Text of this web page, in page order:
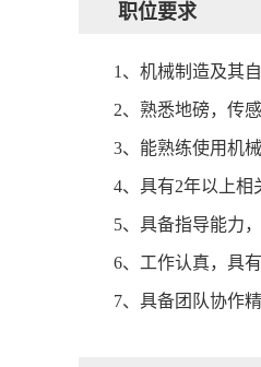
职位要求
1、机械制造及其
2、熟悉地磅，传
3、能熟练使用机
4、具有2年以上相
5、具备指导能力
6、工作认真，具
7、具备团队协作精